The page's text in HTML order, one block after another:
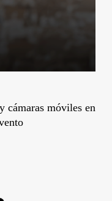
cámaras móviles en